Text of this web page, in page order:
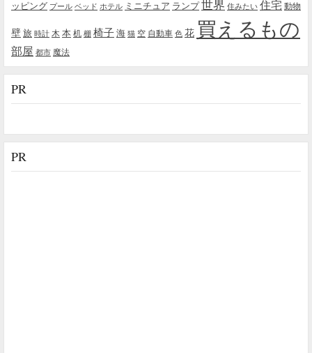
ッピング プール ベッド ホテル ミニチュア ランプ世界 住みたい 住宅 動物
壁旅 時計 木 本机 棚 椅子海 猫 空 自動車 色 花 買えるもの
部屋 都市 魔法
PR
PR